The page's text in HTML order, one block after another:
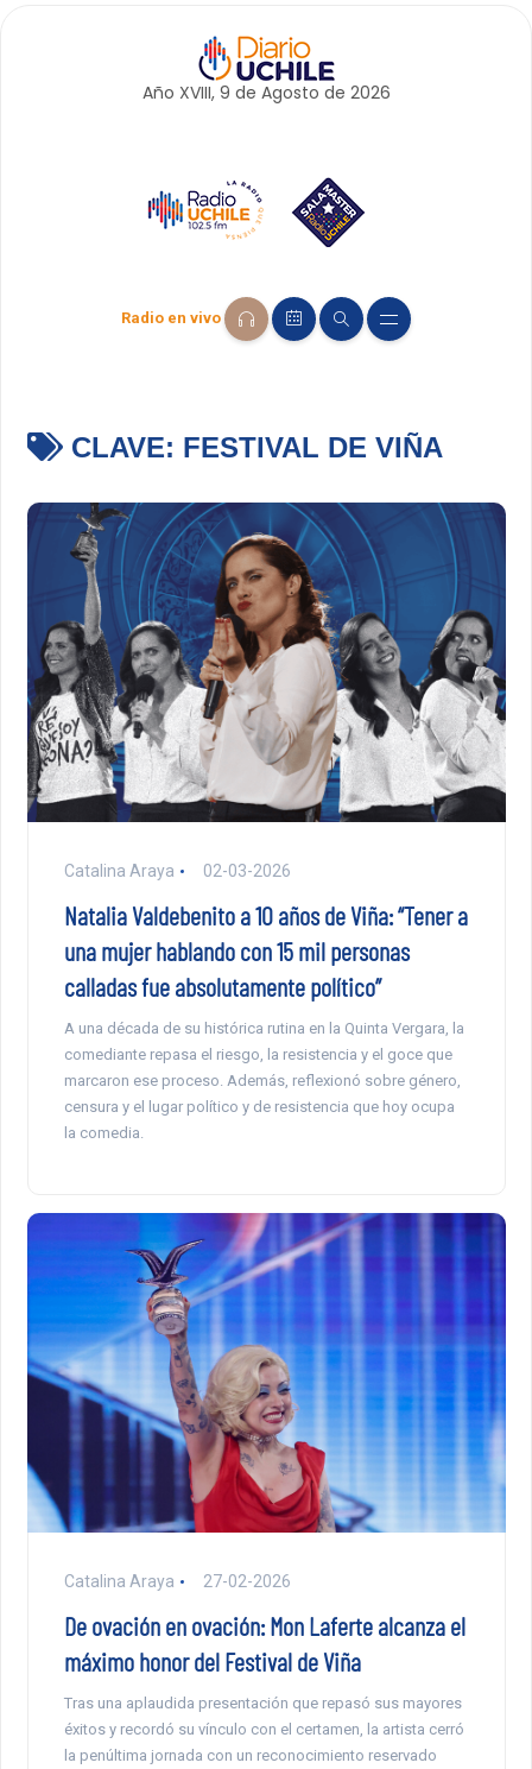
Año XVIII, 9 de Agosto de 2026
Radio en vivo
CLAVE: FESTIVAL DE VIÑA
Catalina Araya 02-03-2026
Natalia Valdebenito a 10 años de Viña: “Tener a
una mujer hablando con 15 mil personas
calladas fue absolutamente político”
A una década de su histórica rutina en la Quinta Vergara, la
comediante repasa el riesgo, la resistencia y el goce que
marcaron ese proceso. Además, reflexionó sobre género,
censura y el lugar político y de resistencia que hoy ocupa
la comedia.
Catalina Araya 27-02-2026
De ovación en ovación: Mon Laferte alcanza el
máximo honor del Festival de Viña
Tras una aplaudida presentación que repasó sus mayores
éxitos y recordó su vínculo con el certamen, la artista cerró
la penúltima jornada con un reconocimiento reservado